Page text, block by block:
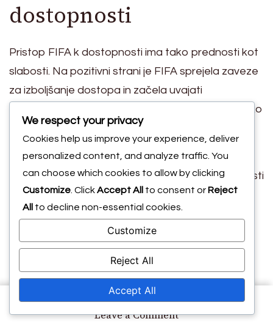
Leave a Commenton
dostopnosti
Pristop FIFA k dostopnosti ima tako prednosti kot
slabosti. Na pozitivni strani je FIFA sprejela zaveze
za izboljšanje dostopa in začela uvajati
spremembe na različnih dogodkih. Ta zaveza lahko
vodi do večje ozaveščenosti in podpore za
invalidne udeležence.
Neenotna uporaba standardov dostopnosti
na različnih festivalih.
Pomanjkanje celovitega usposabljanja za
osebje o ozaveščenosti o invalidnosti.
Omejeni mehanizmi povratnih informacij za
invalidne udeležence, da izrazijo svoje
izkušnje.
We respect your privacy
Cookies help us improve your experience, deliver
personalized content, and analyze traffic. You
can choose which cookies to allow by clicking
Customize . ClickAccept All to consent or Reject
All
to decline non-essential cookies.
Customize
Reject All
Accept All